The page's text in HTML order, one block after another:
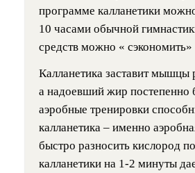
программе калланетики
10 часами обычной
средств можно «
Калланетика заставит мышцы
а надоевший жир постепенно
аэробные тренировки
калланетика – именно
быстро разносить кислород
калланетики на 1-2 минуты